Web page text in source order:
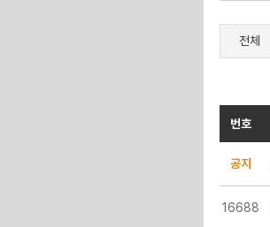
전체
번호
공지
16688